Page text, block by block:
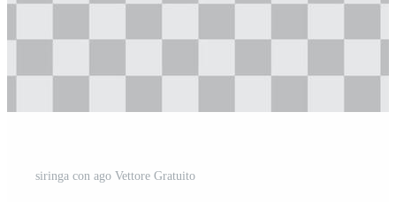
siringa con ago Vettore Gratuito